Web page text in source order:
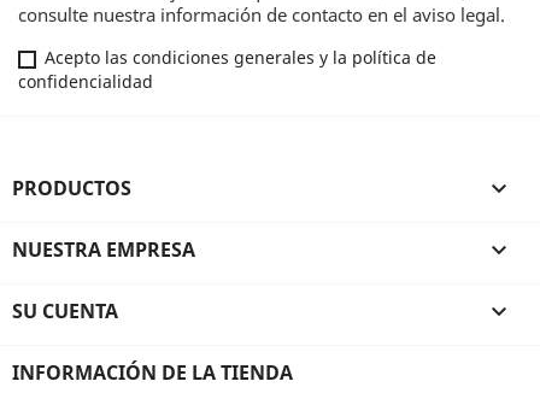
consulte nuestra información de contacto en el aviso legal.
Acepto las condiciones generales y la política de
confidencialidad
PRODUCTOS 
NUESTRA EMPRESA 
SU CUENTA 
INFORMACIÓN DE LA TIENDA